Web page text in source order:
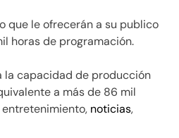
que le ofrecerán a su publico
horas de programación.
la capacidad de producción
a más de 86 mil
noticias,